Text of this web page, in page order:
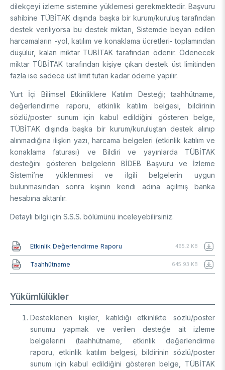
dilekçeyi izleme sistemine yüklemesi gerekmektedir. Başvuru
sahibine TÜBİTAK dışında başka bir kurum/kuruluş tarafından
destek veriliyorsa bu destek miktarı, Sistemde beyan edilen
harcamaların -yol, katılım ve konaklama ücretleri- toplamından
düşülür, kalan miktar TÜBİTAK tarafından ödenir. Ödenecek
miktar TÜBİTAK tarafından kişiye çıkan destek üst limitinden
fazla ise sadece üst limit tutarı kadar ödeme yapılır.
Yurt İçi Bilimsel Etkinliklere Katılım Desteği; taahhütname,
değerlendirme raporu, etkinlik katılım belgesi, bildirinin
sözlü/poster sunum için kabul edildiğini gösteren belge,
TÜBİTAK dışında başka bir kurum/kuruluştan destek alınıp
alınmadığına ilişkin yazı, harcama belgeleri (etkinlik katılım ve
konaklama faturası) ve Bildiri ve yayınlarda TÜBİTAK
desteğini gösteren belgelerin BİDEB Başvuru ve İzleme
Sistemi’ne yüklenmesi ve ilgili belgelerin uygun
bulunmasından sonra kişinin kendi adına açılmış banka
hesabına aktarılır.
Detaylı bilgi için S.S.S. bölümünü inceleyebilirsiniz.
Belge
Etkinlik Değerlendirme Raporu 465.2 KB
Belge
Taahhütname 645.93 KB
Yükümlülükler
Desteklenen kişiler, katıldığı etkinlikte sözlü/poster
sunumu yapmak ve verilen desteğe ait izleme
belgelerini (taahhütname, etkinlik değerlendirme
raporu, etkinlik katılım belgesi, bildirinin sözlü/poster
sunum için kabul edildiğini gösteren belge, TÜBİTAK